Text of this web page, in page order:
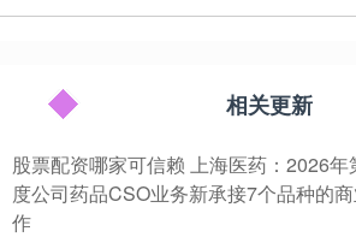
相关更新
股票配资哪家可信赖 上海医药：2026年
度公司药品CSO业务新承接7个品种的
作